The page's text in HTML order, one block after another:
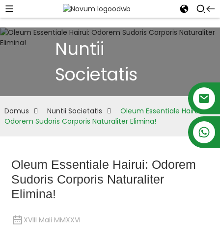
Nuntii
Societatis
Domus Nuntii Societatis
Oleum Essentiale Hairui:
Odorem Sudoris Corporis Naturaliter Elimina!
Oleum Essentiale Hairui: Odorem
Sudoris Corporis Naturaliter
Elimina!
XVIII Maii MMXXVI